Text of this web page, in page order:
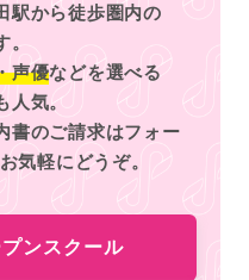
駅から徒歩圏内の
。
声優などを選べる
人気。
書のご請求はフォー
気軽にどうぞ。
ンスクール